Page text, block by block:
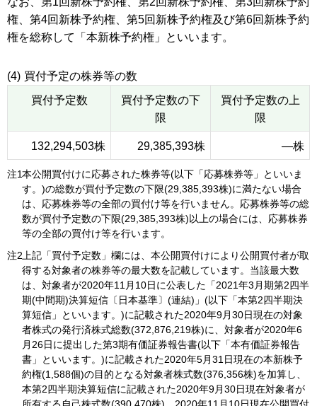
権、第4回新株予約権、第5回新株予約権及び第6回新株予約
権を総称して「本新株予約権」といいます。
(4) 買付予定の株券等の数
買付予定数
買付予定数の下
限
買付予定数の上
限
132,294,503株 29,385,393株 ―株
注1本公開買付けに応募された株券等(以下「応募株券等」といいま
す。)の総数が買付予定数の下限(29,385,393株)に満たない場合
は、応募株券等の全部の買付け等を行いません。応募株券等の総
数が買付予定数の下限(29,385,393株)以上の場合には、応募株券
等の全部の買付け等を行います。
注2 上記「買付予定数」欄には、本公開買付けにより公開買付者が取
得する対象者の株券等の最大数を記載しています。当該最大数
は、対象者が2020年11月10日に公表した「2021年3月期第2四半
期(中間期)決算短信〔日本基準〕(連結)」(以下「本第2四半期決
算短信」といいます。)に記載された2020年9月30日現在の対象
者株式の発行済株式総数(372,876,219株)に、対象者が2020年6
月26日に提出した第3期有価証券報告書(以下「本有価証券報告
書」といいます。)に記載された2020年5月31日現在の本新株予
約権(1,588個)の目的となる対象者株式数(376,356株)を加算し、
本第2四半期決算短信に記載された2020年9月30日現在対象者が